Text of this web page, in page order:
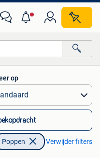
op
Poppen Verwijder filters